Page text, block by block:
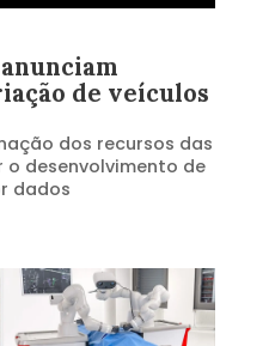
de veículos
dos recursos das
desenvolvimento de
dados